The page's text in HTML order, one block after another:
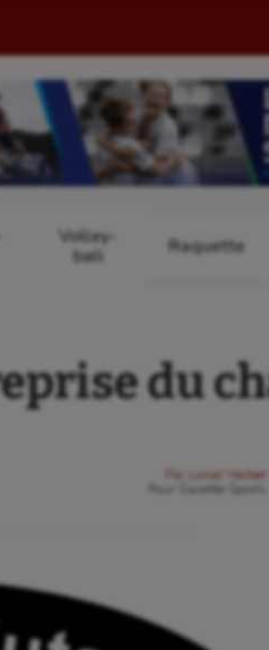
Volley-
ball
Raquette
du
Par
Lionel Herbet
Gazette Sports